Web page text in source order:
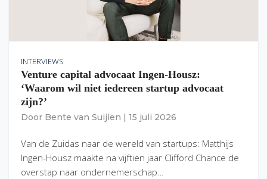
INTERVIEWS
Venture capital advocaat Ingen-Housz:
‘Waarom wil niet iedereen startup advocaat
zijn?’
Door Bente van Suijlen 15 juli 2026
Van de Zuidas naar de wereld van startups: Matthijs
Ingen-Housz maakte na vijftien jaar Clifford Chance de
overstap naar ondernemerschap…